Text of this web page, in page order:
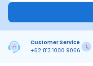
Customer Service
+62 813 1000 9066